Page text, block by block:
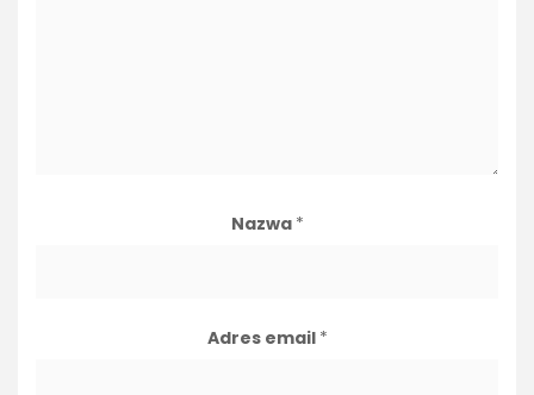
Nazwa *
Adres email *